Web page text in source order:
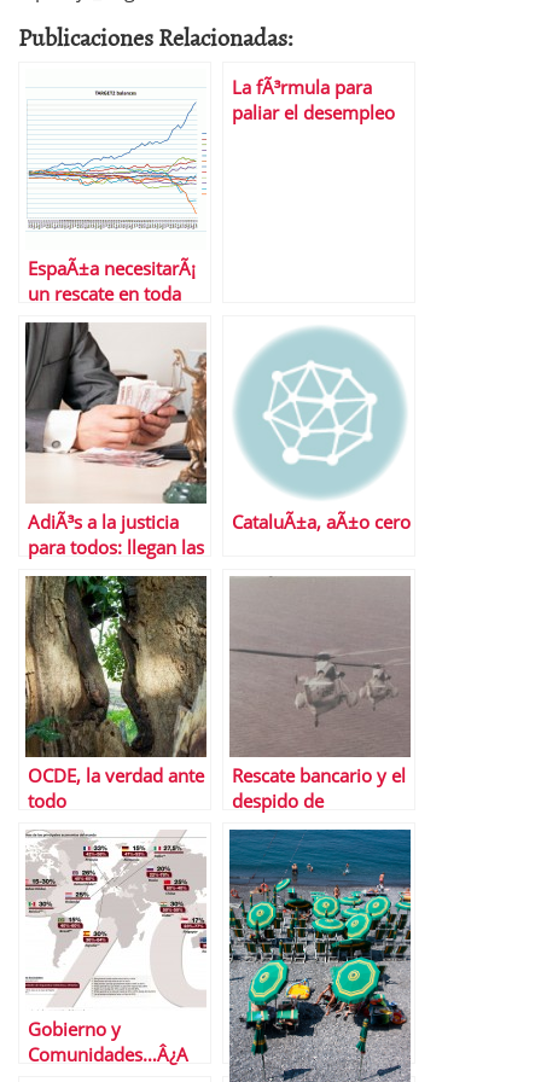
Publicaciones Relacionadas:
EspaÃ±a necesitarÃ¡
un rescate en toda
regla
La fÃ³rmula para
paliar el desempleo
AdiÃ³s a la justicia
para todos: llegan las
tasas judiciales
CataluÃ±a, aÃ±o cero
OCDE, la verdad ante
todo
Rescate bancario y el
despido de
trabajadores como
moneda de cambio
Gobierno y
Comunidades…Â¿A